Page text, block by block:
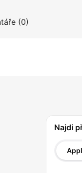
(0)
Najdi